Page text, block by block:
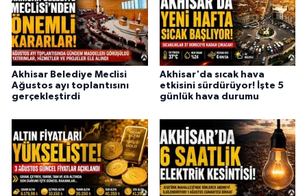
Akhisar Belediye Meclisi
Ağustos ayı toplantısını
gerçekleştirdi
Akhisar'da sıcak hava
etkisini sürdürüyor! İşte 5
günlük hava durumu